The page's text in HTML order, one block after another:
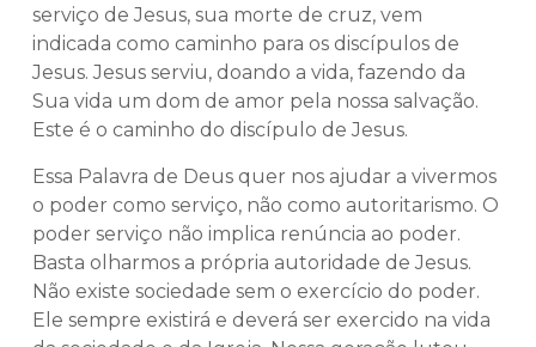
serviço de Jesus, sua morte de cruz, vem
indicada como caminho para os discípulos de
Jesus. Jesus serviu, doando a vida, fazendo da
Sua vida um dom de amor pela nossa salvação.
Este é o caminho do discípulo de Jesus.
Essa Palavra de Deus quer nos ajudar a vivermos
o poder como serviço, não como autoritarismo. O
poder serviço não implica renúncia ao poder.
Basta olharmos a própria autoridade de Jesus.
Não existe sociedade sem o exercício do poder.
Ele sempre existirá e deverá ser exercido na vida